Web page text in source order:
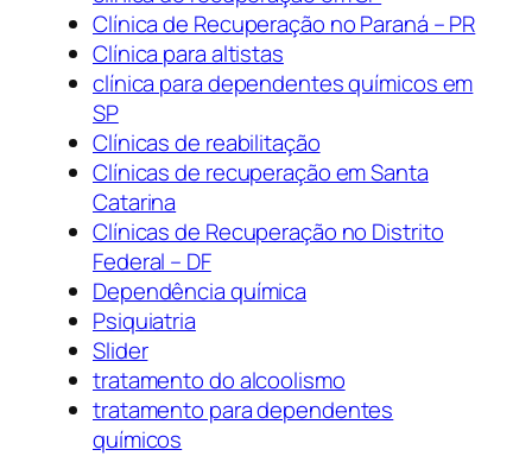
Clínica de Recuperação no Paraná – PR
Clínica para altistas
clínica para dependentes químicos em
SP
Clínicas de reabilitação
Clínicas de recuperação em Santa
Catarina
Clínicas de Recuperação no Distrito
Federal – DF
Dependência química
Psiquiatria
Slider
tratamento do alcoolismo
tratamento para dependentes
químicos